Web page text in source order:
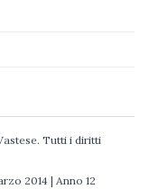
Tutti i diritti
2014 | Anno 12